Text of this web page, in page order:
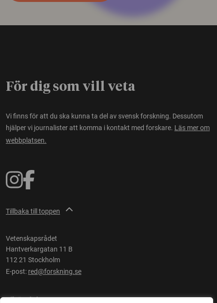
För dig som vill veta
Vi finns för att du ska kunna ta del av svensk forskning. Dessutom
hjälper vi journalister att komma i kontakt med forskare. Läs mer om
webbplatsen.
Tillbaka till toppen
Vetenskapsrådet
Hantverkargatan 11 B
112 21 Stockholm
E-post: red@forskning.se
Tillgänglighet